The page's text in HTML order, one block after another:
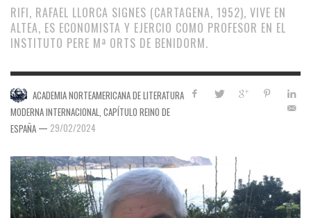
RIFI, RAFAEL LLORCA SIGNES (CARTAGENA, 1952), VIVE EN
ALTEA, ES ECONOMISTA Y EJERCIO COMO PROFESOR EN EL
INSTITUTO PERE Mª ORTS DE BENIDORM.
ACADEMIA NORTEAMERICANA DE LITERATURA
MODERNA INTERNACIONAL, CAPÍTULO REINO DE
ESPAÑA — 29/02/2024